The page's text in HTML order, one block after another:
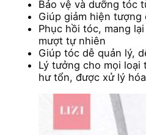
Bảo vệ và dưỡng tóc
Giúp giảm hiện tượng
Phục hồi tóc, mang
mượt tự nhiên
Giúp tóc dễ quản lý,
Lý tưởng cho mọi
hư tổn, được xử lý